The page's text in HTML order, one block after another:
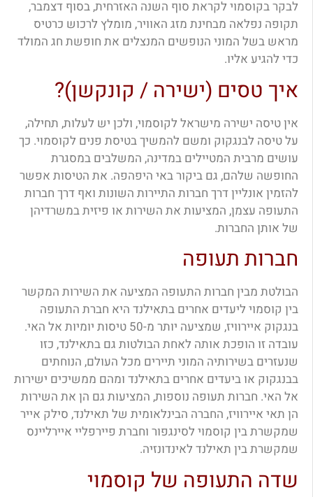
לבקר בקוסמוי לקראת סוף השנה האזרחית, בסוף דצמבר,
תקופה נפלאה מבחינת מזג האוויר, מומלץ לרכוש כרטיס
מראש בשל המוני הנופשים המנצלים את חופשת חג המולד
כדי להגיע אליו.
איך טסים (ישירה / קונקשן)?
אין טיסה ישירה מישראל לקוסמוי, ולכן יש לעלות, תחילה,
על טיסה לבנגקוק ומשם להמשיך בטיסת פנים לקוסמוי. כך
עושים מרבית המטיילים במדינה, המשלבים במסגרת
החופשה שלהם, גם ביקור באי היפהפה. את הטיסות אפשר
להזמין אונליין דרך חברות התיירות השונות ואף דרך חברות
התעופה עצמן, המציעות את השירות או פיזית במשרדיהן
של אותן החברות.
חברות תעופה
הבולטת מבין חברות התעופה המציעה את השירות המקשר
בין קוסמוי ליעדים אחרים בתאילנד היא חברת התעופה
בנגקוק איירוויז, שמציעה יותר מ-50 טיסות יומיות אל האי.
עובדה זו הופכת אותה לאחת הבולטות גם בתאילנד, כזו
שנעזרים בשירותיה המוני תיירים מכל העולם, הנוחתים
בבנגקוק או ביעדים אחרים בתאילנד ומהם ממשיכים ישירות
אל האי. חברות תעופה נוספות, המציעות גם הן את השירות
הן תאי איירוויז, החברה הבינלאומית של תאילנד, סילק אייר
שמקשרת בין קוסמוי לסינגפור וחברת פיירפליי איירליינס
שמקשרת בין תאילנד לאינדונזיה.
שדה התעופה של קוסמוי